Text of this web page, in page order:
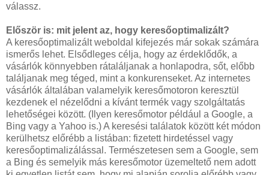
válassz.
Először is: mit jelent az, hogy keresőoptimalizált?
A keresőoptimalizált weboldal kifejezés már sokak számára
ismerős lehet. Elsődleges célja, hogy az érdeklődők, a
vásárlók könnyebben rátaláljanak a honlapodra, sőt, előbb
találjanak meg téged, mint a konkurenseket. Az internetes
vásárlók általában valamelyik keresőmotoron keresztül
kezdenek el nézelődni a kívánt termék vagy szolgáltatás
lehetőségei között. (Ilyen keresőmotor például a Google, a
Bing vagy a Yahoo is.) A keresési találatok között két módon
kerülhetsz előrébb a listában: fizetett hirdetéssel vagy
keresőoptimalizálással. Természetesen sem a Google, sem
a Bing és semelyik más keresőmotor üzemeltető nem adott